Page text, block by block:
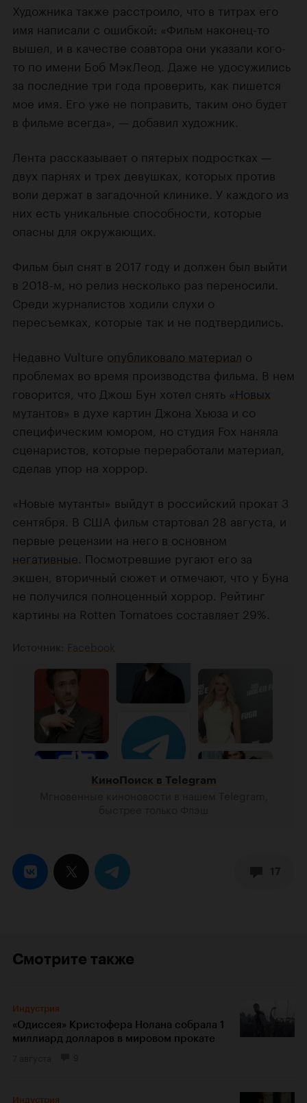
Художника также расстроило, что в титрах его
имя написали с ошибкой: «Фильм наконец-то
вышел, и в качестве соавтора они указали кого-
то по имени Боб МэкЛеод. Даже не удосужились
за последние три года проверить, как пишется
мое имя. Его уже не поправить, таким оно будет
в фильме всегда», — добавил художник.
Лента рассказывает о пятерых подростках —
двух парнях и трех девушках, которых против
воли держат в загадочной клинике. У каждого из
них есть уникальные способности, которые
опасны для окружающих.
Фильм был снят в 2017 году и должен был выйти
в 2018-м, но релиз несколько раз переносили.
Среди журналистов ходили слухи о
пересъемках, которые так и не подтвердились.
Недавно Vulture опубликовало материал о
проблемах во время производства фильма. В нем
говорится, что Джош Бун хотел снять «Новых
мутантов» в духе картин Джона Хьюза и со
специфическим юмором, но студия Fox наняла
сценаристов, которые переработали материал,
сделав упор на хоррор.
«Новые мутанты» выйдут в российский прокат 3
сентября. В США фильм стартовал 28 августа, и
первые рецензии на него в основном
негативные . Посмотревшие ругают его за
экшен, вторичный сюжет и отмечают, что у Буна
не получился полноценный хоррор. Рейтинг
картины на Rotten Tomatoes составляет 29%.
КиноПоиск в Telegram
Смотрите также
Индустрия
«Одиссея» Кристофера Нолана собрала 1
миллиард долларов в мировом прокате
Индустрия